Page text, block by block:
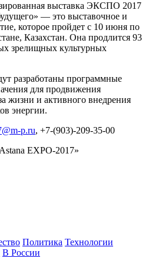
выставка ЭКСПО 2017
― это выставочное и
которое пройдет с 10 июня по
Казахстан. Она продлится 93
зрелищных культурных
разработаны программные
для продвижения
жизни и активного внедрения
энергии.
p.ru, +7-(903)-209-35-00
EXPO-2017»
Политика Технологии
В России